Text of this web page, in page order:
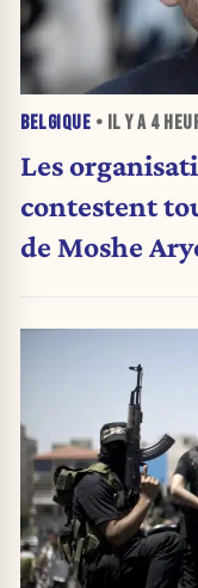
BELGIQUE • IL Y A 4
Les
contestent
de Moshe